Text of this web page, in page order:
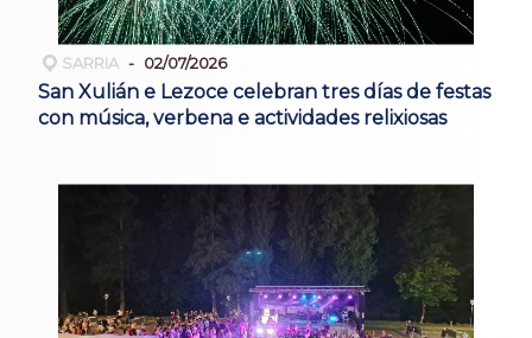
SARRIA 02/07/2026
San Xulián e Lezoce celebran tres días de festas
con música, verbena e actividades relixiosas